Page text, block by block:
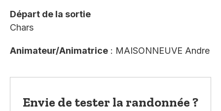
Départ de la sortie
Chars
Animateur/Animatrice : MAISONNEUVE Andre
Envie de tester la randonnée ?